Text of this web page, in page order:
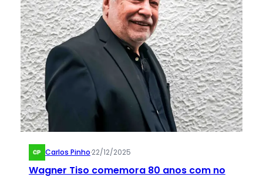
Carlos Pinho·22/12/2025
Wagner Tiso comemora 80 anos com no